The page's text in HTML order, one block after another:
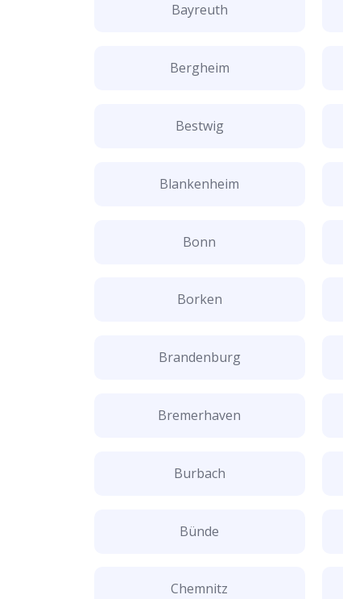
Bayreuth
Bergheim
Bestwig
Blankenheim
Bonn
Borken
Brandenburg
Bremerhaven
Burbach
Bünde
Chemnitz